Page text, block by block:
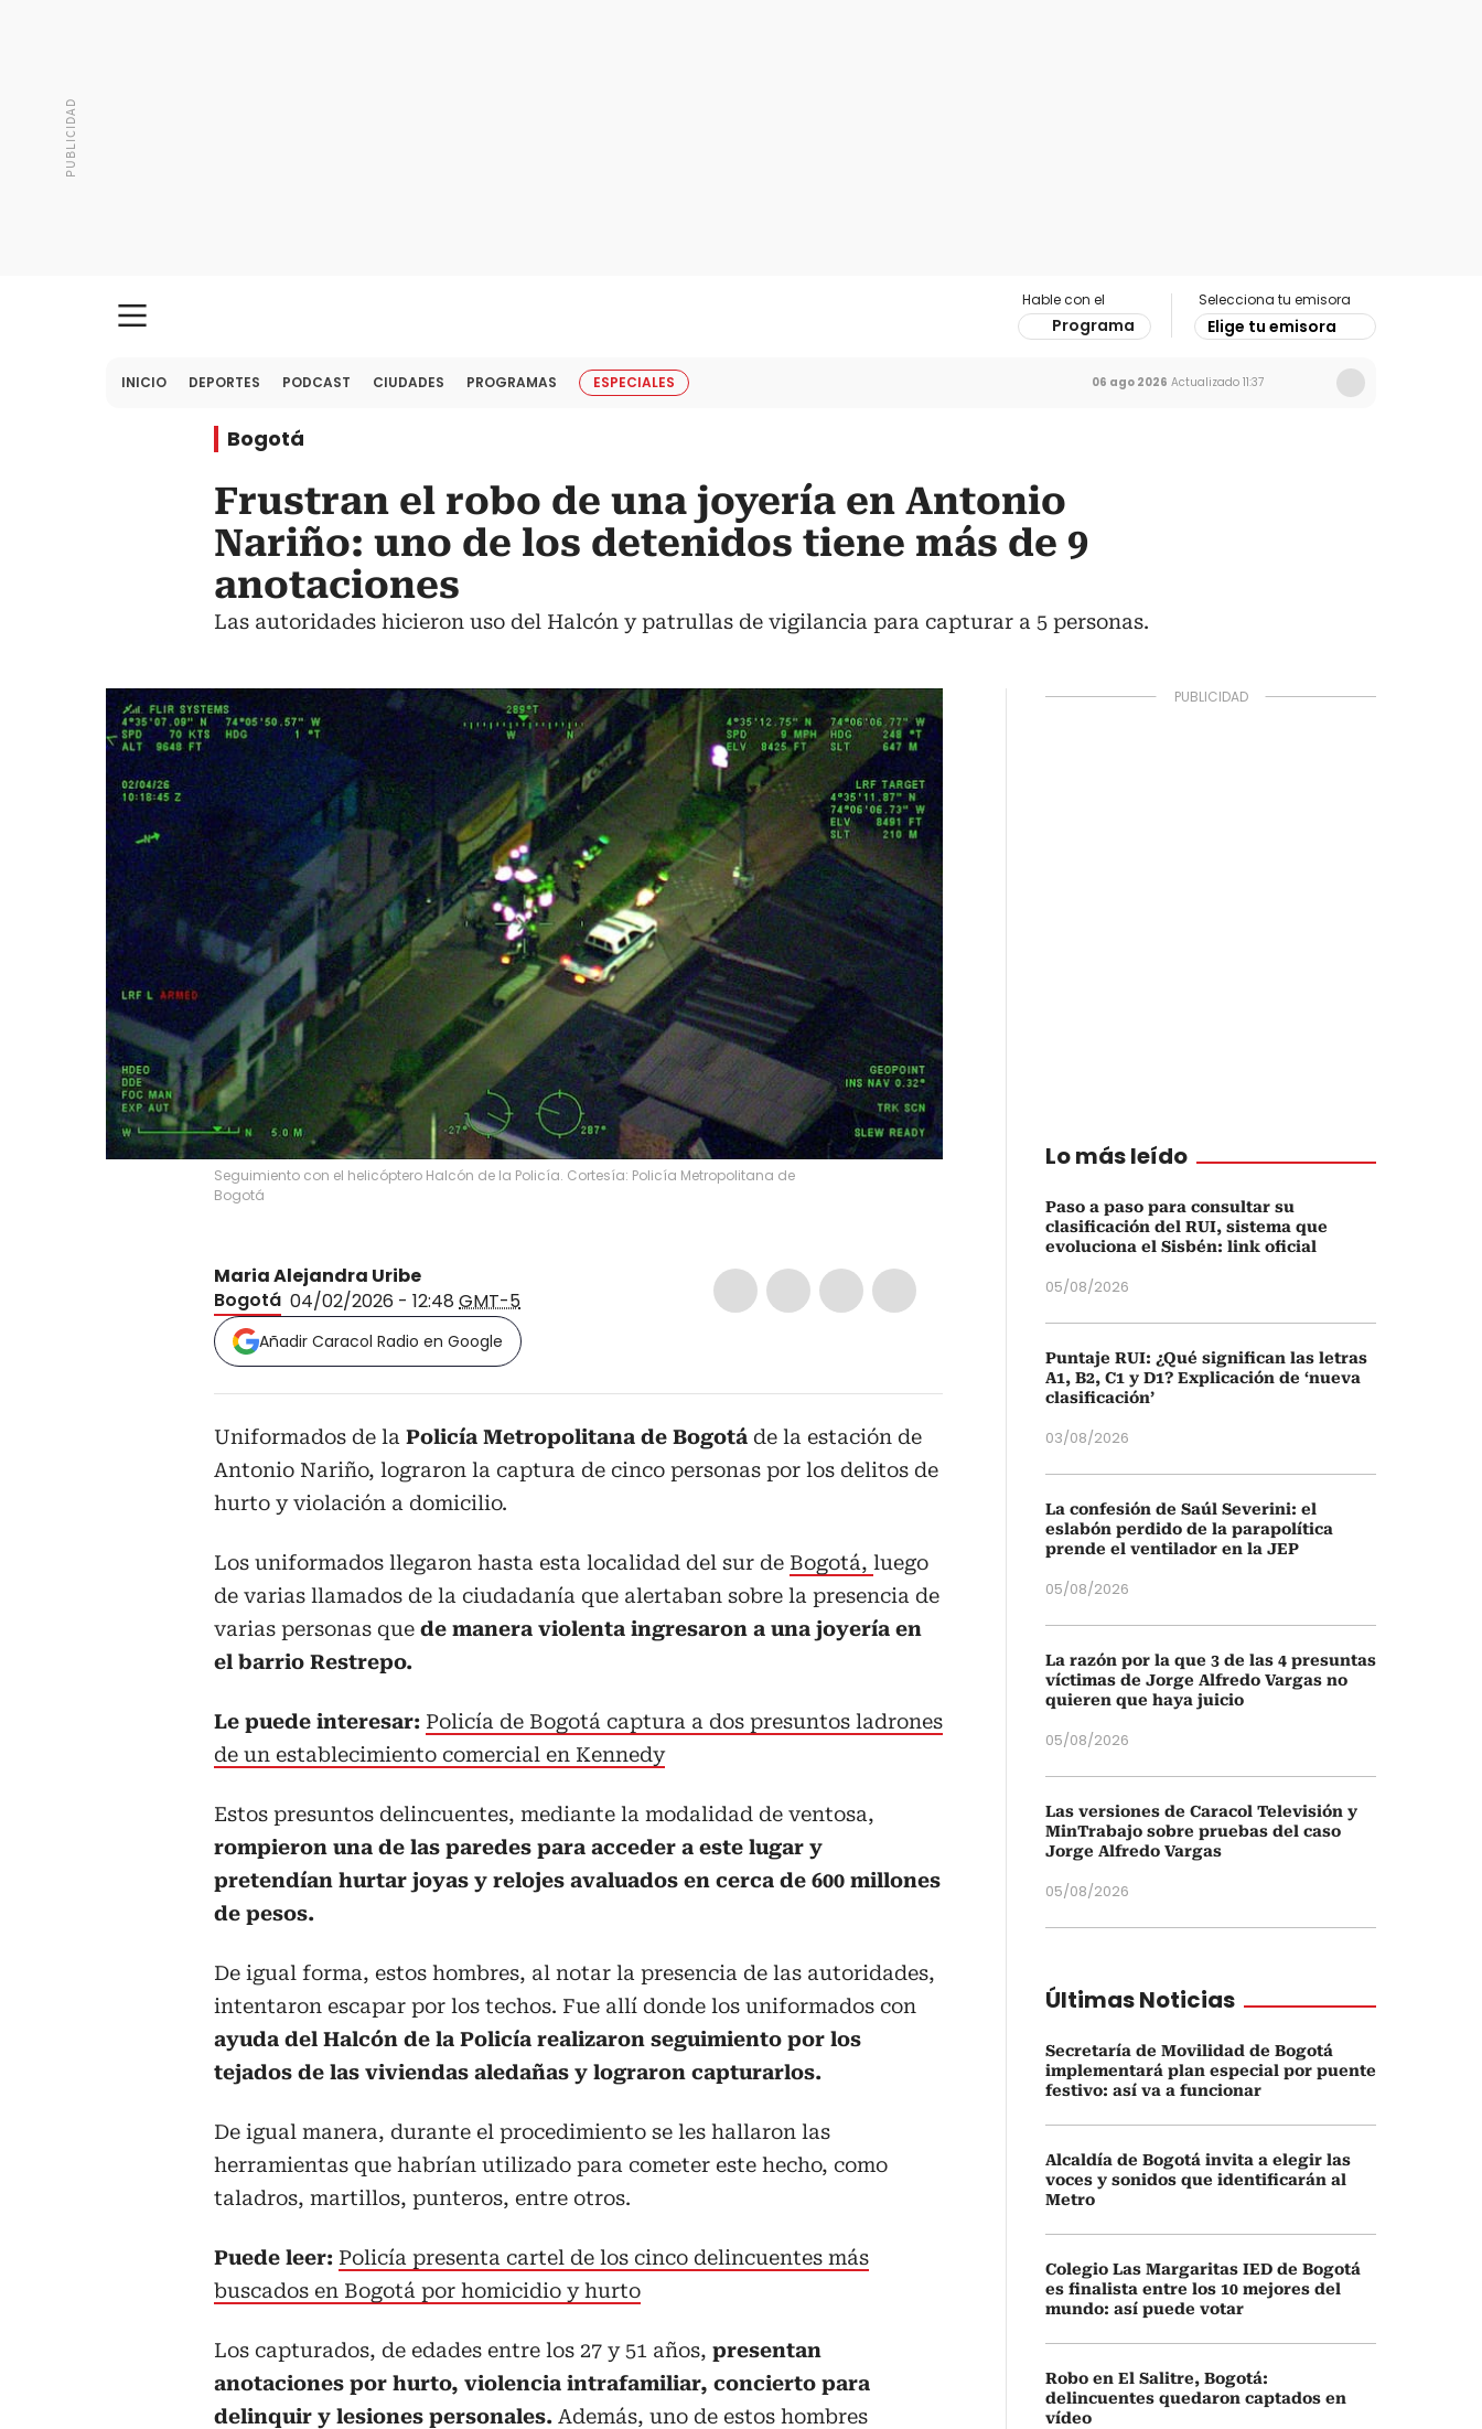
Hable con el
Programa
Selecciona tu emisora
Elige tu emisora
INICIO DEPORTES PODCAST CIUDADES PROGRAMAS ESPECIALES 06 ago 2026 Actualizado 11:37
Bogotá
Frustran el robo de una joyería en Antonio
Nariño: uno de los detenidos tiene más de 9
anotaciones
Las autoridades hicieron uso del Halcón y patrullas de vigilancia para capturar a 5 personas.
Seguimiento con el helicóptero Halcón de la Policía. Cortesía: Policía Metropolitana de
Bogotá
Maria Alejandra Uribe
Bogotá 04/02/2026 - 12:48 GMT-5
Añadir Caracol Radio en Google
Uniformados de la Policía Metropolitana de Bogotá de la estación de
Antonio Nariño, lograron la captura de cinco personas por los delitos de
hurto y violación a domicilio.
Los uniformados llegaron hasta esta localidad del sur de Bogotá, luego
de varias llamados de la ciudadanía que alertaban sobre la presencia de
varias personas que de manera violenta ingresaron a una joyería en
el barrio Restrepo.
Le puede interesar: Policía de Bogotá captura a dos presuntos ladrones
de un establecimiento comercial en Kennedy
Estos presuntos delincuentes, mediante la modalidad de ventosa,
rompieron una de las paredes para acceder a este lugar y
pretendían hurtar joyas y relojes avaluados en cerca de 600 millones
de pesos.
De igual forma, estos hombres, al notar la presencia de las autoridades,
intentaron escapar por los techos. Fue allí donde los uniformados con
ayuda del Halcón de la Policía realizaron seguimiento por los
tejados de las viviendas aledañas y lograron capturarlos.
De igual manera, durante el procedimiento se les hallaron las
herramientas que habrían utilizado para cometer este hecho, como
taladros, martillos, punteros, entre otros.
Puede leer: Policía presenta cartel de los cinco delincuentes más
buscados en Bogotá por homicidio y hurto
Los capturados, de edades entre los 27 y 51 años, presentan
anotaciones por hurto, violencia intrafamiliar, concierto para
delinquir y lesiones personales. Además, uno de estos hombres
Lo más leído
Paso a paso para consultar su
clasificación del RUI, sistema que
evoluciona el Sisbén: link oficial
05/08/2026
Puntaje RUI: ¿Qué significan las letras
A1, B2, C1 y D1? Explicación de ‘nueva
clasificación’
03/08/2026
La confesión de Saúl Severini: el
eslabón perdido de la parapolítica
prende el ventilador en la JEP
05/08/2026
La razón por la que 3 de las 4 presuntas
víctimas de Jorge Alfredo Vargas no
quieren que haya juicio
05/08/2026
Las versiones de Caracol Televisión y
MinTrabajo sobre pruebas del caso
Jorge Alfredo Vargas
05/08/2026
Últimas Noticias
Secretaría de Movilidad de Bogotá
implementará plan especial por puente
festivo: así va a funcionar
Alcaldía de Bogotá invita a elegir las
voces y sonidos que identificarán al
Metro
Colegio Las Margaritas IED de Bogotá
es finalista entre los 10 mejores del
mundo: así puede votar
Robo en El Salitre, Bogotá:
delincuentes quedaron captados en
vídeo